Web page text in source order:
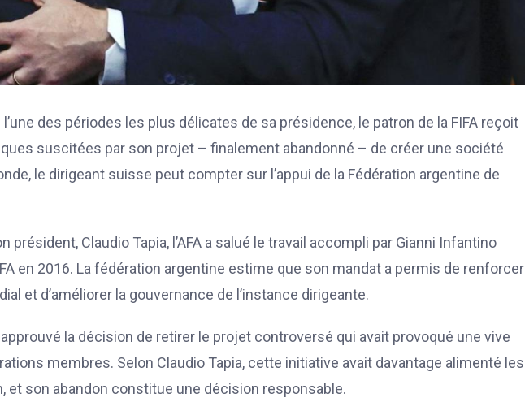
des périodes les plus délicates de sa présidence, le patron de la FIFA reçoit
suscitées par son projet – finalement abandonné – de créer une société
le dirigeant suisse peut compter sur l’appui de la Fédération argentine de
Claudio Tapia, l’AFA a salué le travail accompli par Gianni Infantino
en 2016. La fédération argentine estime que son mandat a permis de renforcer
et d’améliorer la gouvernance de l’instance dirigeante.
la décision de retirer le projet controversé qui avait provoqué une vive
membres. Selon Claudio Tapia, cette initiative avait davantage alimenté les
et son abandon constitue une décision responsable.